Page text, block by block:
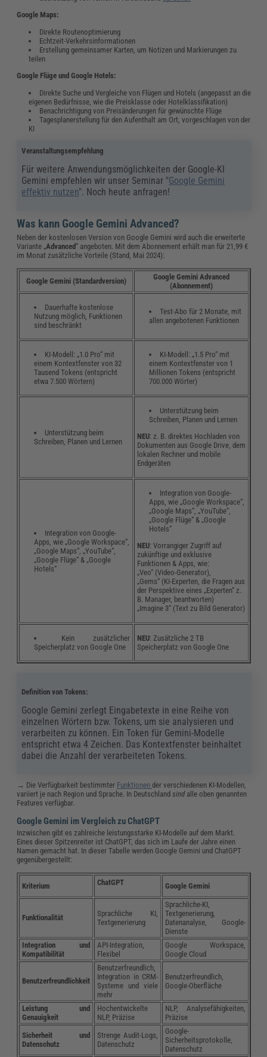
Google Maps:
Direkte Routenoptimierung
Echtzeit-Verkehrsinformationen
Erstellung gemeinsamer Karten, um Notizen und Markierungen zu
teilen
Google Flüge und Google Hotels:
Direkte Suche und Vergleiche von Flügen und Hotels (angepasst an die
eigenen Bedürfnisse, wie die Preisklasse oder Hotelklassifikation)
Benachrichtigung von Preisänderungen für gewünschte Flüge
Tagesplanerstellung für den Aufenthalt am Ort, vorgeschlagen von der
KI
Veranstaltungsempfehlung
Für weitere Anwendungsmöglichkeiten der Google-KI
Gemini empfehlen wir unser Seminar "Google Gemini
effektiv nutzen". Noch heute anfragen!
Was kann Google Gemini Advanced?
Neben der kostenlosen Version von Google Gemini wird auch die erweiterte
Variante „Advanced “ angeboten. Mit dem Abonnement erhält man für 21,99 €
im Monat zusätzliche Vorteile (Stand, Mai 2024):
Google Gemini (Standardversion)
Google Gemini Advanced
(Abonnement)
Dauerhafte kostenlose
Nutzung möglich, Funktionen
sind beschränkt
Test-Abo für 2 Monate, mit
allen angebotenen Funktionen
KI-Modell: „1.0 Pro“ mit
einem Kontextfenster von 32
Tausend Tokens (entspricht
etwa 7.500 Wörtern)
KI-Modell: „1.5 Pro“ mit
einem Kontextfenster von 1
Millionen Tokens (entspricht
700.000 Wörter)
Unterstützung beim
Schreiben, Planen und Lernen
Unterstützung beim
Schreiben, Planen und Lernen
NEU: z. B. direktes Hochladen von
Dokumenten aus Google Drive, dem
lokalen Rechner und mobile
Endgeräten
Integration von Google-
Apps, wie „Google Workspace“,
„Google Maps“, „YouTube“,
„Google Flüge“ & „Google
Hotels“
Integration von Google-
Apps, wie „Google Workspace“,
„Google Maps“, „YouTube“,
„Google Flüge“ & „Google
Hotels“
NEU: Vorrangiger Zugriff auf
zukünftige und exklusive
Funktionen & Apps, wie:
„Veo“ (Video-Generator),
„Gems“ (KI-Experten, die Fragen aus
der Perspektive eines „Experten“ z.
B. Manager, beantworten)
„Imagine 3“ (Text zu Bild Generator)
Kein zusätzlicher
Speicherplatz von Google One
NEU: Zusätzliche 2 TB
Speicherplatz von Google One
Definition von Tokens:
Google Gemini zerlegt Eingabetexte in eine Reihe von
einzelnen Wörtern bzw. Tokens, um sie analysieren und
verarbeiten zu können. Ein Token für Gemini-Modelle
entspricht etwa 4 Zeichen. Das Kontextfenster beinhaltet
dabei die Anzahl der verarbeiteten Tokens.
→ Die Verfügbarkeit bestimmter Funktionender verschiedenen KI-Modellen,
variiert je nach Region und Sprache. In Deutschlandsind alle oben genannten
Features verfügbar.
Google Gemini im Vergleich zu ChatGPT
Inzwischen gibt es zahlreiche leistungsstarke KI-Modelle auf dem Markt.
Eines dieser Spitzenreiter ist ChatGPT, das sich im Laufe der Jahre einen
Namen gemacht hat. In dieser Tabelle werden Google Gemini und ChatGPT
gegenübergestellt:
Kriterium ChatGPT Google Gemini
Funktionalität
Sprachliche KI,
Textgenerierung
Sprachliche-KI,
Textgenerierung,
Datenanalyse, Google-
Dienste
Integration und
Kompatibilität
API-Integration,
Flexibel
Google Workspace,
Google Cloud
Benutzerfreundlichkeit
Benutzerfreundlich,
Integration in CRM-
Systeme und viele
mehr
Benutzerfreundlich,
Google-Oberfläche
Leistung und
Genauigkeit
Hochentwickelte
NLP, Präzise
NLP, Analysefähigkeiten,
Präzise
Sicherheit und
Datenschutz
Strenge Audit-Logs,
Datenschutz
Google-
Sicherheitsprotokolle,
Datenschutz